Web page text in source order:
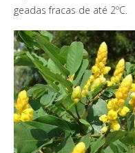
geadas fracas de até 2ºC.